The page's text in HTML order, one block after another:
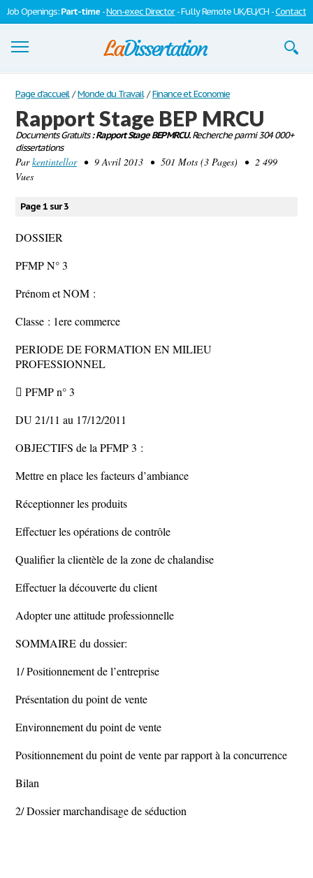
Job Openings:Part-time -Non-exec Director- Fully Remote UK/EU/CH -Contact
Dissertations
S'inscrire
Se connecter
Contactez-nous
Page d'accueil / Monde du Travail / Finance et Economie
Rapport Stage BEP MRCU
Documents Gratuits: Rapport Stage BEP MRCU.Recherche parmi 304 000+
dissertations
Parkentintellor• 9 Avril 2013 • 501 Mots (3 Pages) • 2 499
Vues
Page 1 sur 3
DOSSIER
PFMP N° 3
Prénom et NOM :
Classe : 1ere commerce
PERIODE DE FORMATION EN MILIEU
PROFESSIONNEL
 PFMP n° 3
DU 21/11 au 17/12/2011
OBJECTIFS de la PFMP 3 :
Mettre en place les facteurs d’ambiance
Réceptionner les produits
Effectuer les opérations de contrôle
Qualifier la clientèle de la zone de chalandise
Effectuer la découverte du client
Adopter une attitude professionnelle
SOMMAIRE du dossier:
1/ Positionnement de l’entreprise
Présentation du point de vente
Environnement du point de vente
Positionnement du point de vente par rapport à la concurrence
Bilan
2/ Dossier marchandisage de séduction